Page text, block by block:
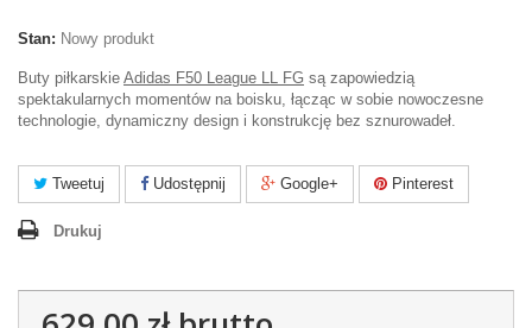
Stan: Nowy produkt
Buty piłkarskie Adidas F50 League LL FG są zapowiedzią
spektakularnych momentów na boisku, łącząc w sobie nowoczesne
technologie, dynamiczny design i konstrukcję bez sznurowadeł.
Tweetuj Udostępnij Google+ Pinterest
Drukuj